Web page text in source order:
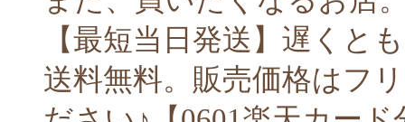
【最短当日発送】遅くと
送料無料。販売価格はフ